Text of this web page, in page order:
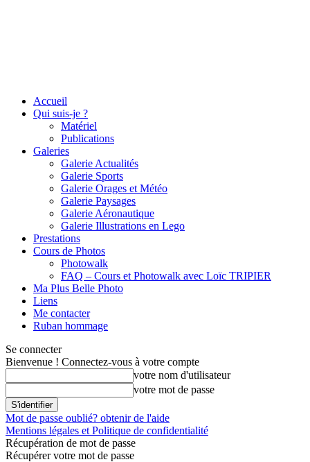
Accueil
Qui suis-je ?
Matériel
Publications
Galeries
Galerie Actualités
Galerie Sports
Galerie Orages et Météo
Galerie Paysages
Galerie Aéronautique
Galerie Illustrations en Lego
Prestations
Cours de Photos
Photowalk
FAQ – Cours et Photowalk avec Loïc TRIPIER
Ma Plus Belle Photo
Liens
Me contacter
Ruban hommage
Se connecter
Bienvenue ! Connectez-vous à votre compte
votre nom d'utilisateur
votre mot de passe
Mot de passe oublié? obtenir de l'aide
Mentions légales et Politique de confidentialité
Récupération de mot de passe
Récupérer votre mot de passe